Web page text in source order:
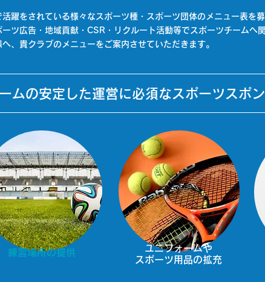
活躍をされている様々なスポーツ種・スポーツ団体のメニュー表を
ーツ広告・地域貢献・CSR・リクルート活動等でスポーツチームへ
、貴クラブのメニューをご案内させていただきます。
ムの安定した運営に必須なスポーツスポ
練習場所の提供
ユニフォームや
スポーツ用品の拡充